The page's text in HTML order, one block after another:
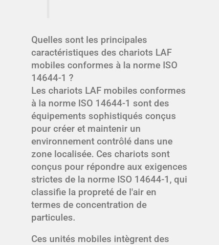
Quelles sont les principales
caractéristiques des chariots LAF
mobiles conformes à la norme ISO
14644-1 ?
Les chariots LAF mobiles conformes
à la norme ISO 14644-1 sont des
équipements sophistiqués conçus
pour créer et maintenir un
environnement contrôlé dans une
zone localisée. Ces chariots sont
conçus pour répondre aux exigences
strictes de la norme ISO 14644-1, qui
classifie la propreté de l'air en
termes de concentration de
particules.
Ces unités mobiles intègrent des